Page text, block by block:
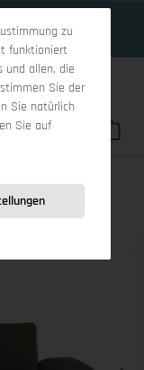
Du hast 0
zu
funktioniert
und allen, die
Sie der
Sie natürlich
Sie auf